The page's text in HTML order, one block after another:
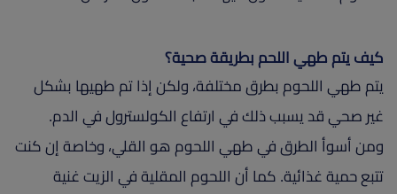
كيف يتم طهي اللحم بطريقة صحية؟
يتم طهي اللحوم بطرق مختلفة، ولكن إذا تم طهيها بشكل
غير صحي قد يسبب ذلك في ارتفاع الكولسترول في الدم.
ومن أسوأ الطرق في طهي اللحوم هو القلي، وخاصة إن كنت
تتبع حمية غذائية. كما أن اللحوم المقلية في الزيت غنية